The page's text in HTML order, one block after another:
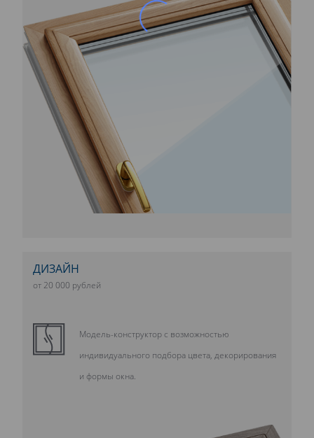
ДИЗАЙН
от 20 000 рублей
Модель-конструктор с возможностью
индивидуального подбора цвета, декорирования
и формы окна.